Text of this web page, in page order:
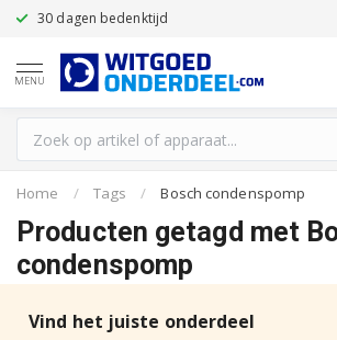
30 dagen bedenktijd
MENU
Home / Tags / Bosch condenspomp
Producten getagd met
condenspomp
Vind het juiste onderdeel